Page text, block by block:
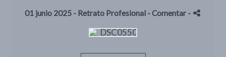
01 junio 2025 - Retrato Profesional - Comentar -